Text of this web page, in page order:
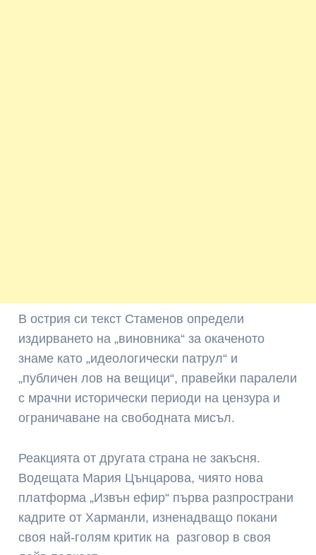
В острия си текст Стаменов определи
издирването на „виновника“ за окаченото
знаме като „идеологически патрул“ и
„публичен лов на вещици“, правейки паралели
с мрачни исторически периоди на цензура и
ограничаване на свободната мисъл.
Реакцията от другата страна не закъсня.
Водещата Мария Цънцарова, чиято нова
платформа „Извън ефир“ първа разпространи
кадрите от Харманли, изненадващо покани
своя най-голям критик на разговор в своя